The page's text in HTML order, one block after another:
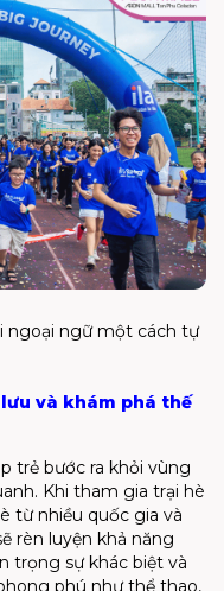
ngoại ngữ một cách tự
và khám phá thế
trẻ bước ra khỏi vùng
Khi tham gia trại hè
từ nhiều quốc gia và
rèn luyện khả năng
trọng sự khác biệt và
phú như thể thao,